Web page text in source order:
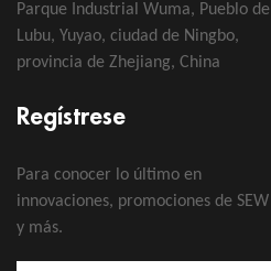
Parque Industrial Wuma, Pueblo de
Lubu, Yuyao, ciudad de Ningbo,
provincia de Zhejiang, China
Regístrese
Para conocer lo último en
innovaciones, promociones de SEW
y más.